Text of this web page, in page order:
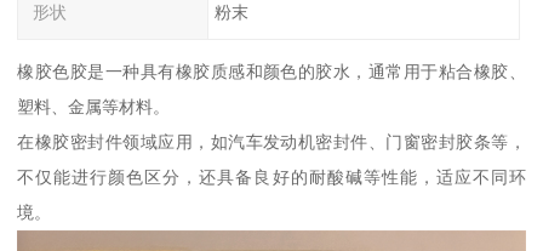
形状 粉末
橡胶色胶是一种具有橡胶质感和颜色的胶水，通常用于粘合橡胶、
塑料、金属等材料。
在橡胶密封件领域应用，如汽车发动机密封件、门窗密封胶条等，
不仅能进行颜色区分，还具备良好的耐酸碱等性能，适应不同环
境。